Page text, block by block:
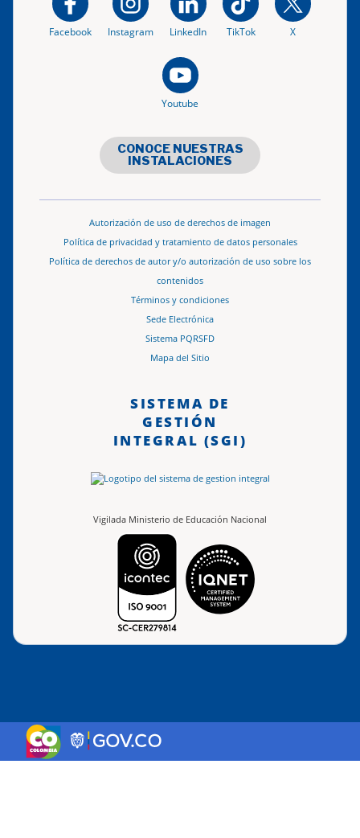
Facebook Instagram LinkedIn TikTok X
Youtube
CONOCE NUESTRAS
INSTALACIONES
Autorización de uso de derechos de imagen
Política de privacidad y tratamiento de datos personales
Política de derechos de autor y/o autorización de uso sobre los
contenidos
Términos y condiciones
Sede Electrónica
Sistema PQRSFD
Mapa del Sitio
SISTEMA DE
GESTIÓN
INTEGRAL (SGI)
Vigilada Ministerio de Educación Nacional